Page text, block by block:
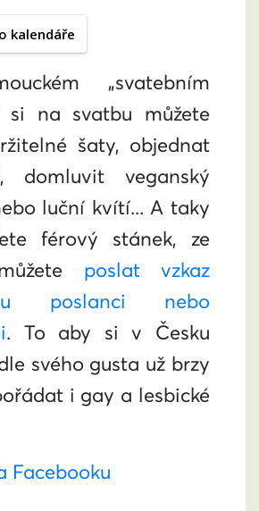
kalendáře
„svatebním
si na svatbu můžete
šaty, objednat
domluvit veganský
luční kvítí... A taky
férový stánek, ze
poslat vzkaz
poslanci nebo
. To aby si v Česku
svého gusta už brzy
i gay a lesbické
Facebooku